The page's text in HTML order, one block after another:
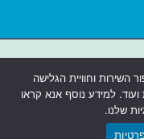
|השירות וחוויית הגלישה
למידע נוסף אנא קראו
שלנו.